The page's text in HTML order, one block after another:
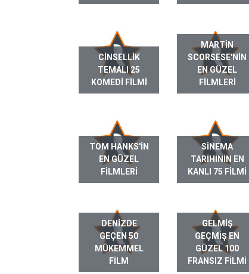
CINSELLIK
TEMALI 25
KOMEDI FILMI
MARTIN
SCORSESE'NIN
EN GÜZEL
FILMLERI
TOM HANKS'IN
EN GÜZEL
FILMLERI
SINEMA
TARIHININ EN
KANLI 75 FILMI
DENIZDE
GEÇEN 50
MÜKEMMEL
FILM
GELMIŞ
GEÇMIŞ EN
GÜZEL 100
FRANSIZ FILMI